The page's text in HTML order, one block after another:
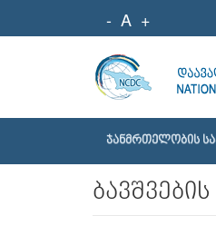
- A +
ᲯᲐᲜᲛᲠᲗᲔᲚᲝᲑᲘᲡ